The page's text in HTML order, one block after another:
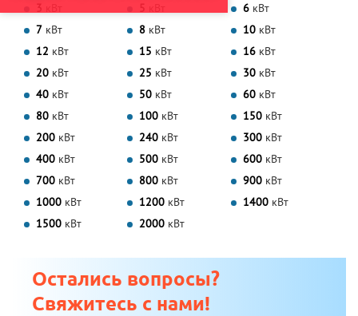
3 5 6 кВт
7 кВт 8 кВт 10 кВт
12 кВт 15 кВт 16 кВт
20 кВт 25 кВт 30 кВт
40 кВт 50 кВт 60 кВт
80 кВт 100 кВт 150 кВт
200 кВт 240 кВт 300 кВт
400 кВт 500 кВт 600 кВт
700 кВт 800 кВт 900 кВт
1000 кВт 1200 кВт 1400 кВт
1500 кВт 2000 кВт
Остались вопросы?
Свяжитесь с нами!